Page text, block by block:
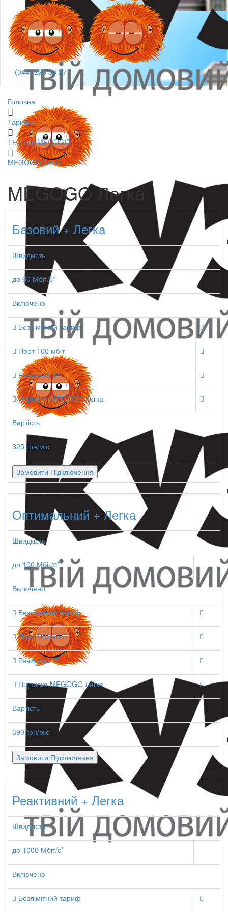
(044) 223 33 37
Головна
Тарифи
ТБ і кіно MEGOGO
MEGOGO Легка
MEGOGO Легка
Базовий + Легка
Швидкість
до 60 Мбіт/c*
Включено
Безлімітний тариф
Порт 100 мбіт
Реальний IP
Підписка MEGOGO Легка
Вартість
325 грн/міс
Замовити Підключення
Оптимальний + Легка
Швидкість
до 100 Мбіт/c*
Включено
Безлімітний тариф
Порт 100 мбіт
Реальний IP
Підписка MEGOGO Легка
Вартість
390 грн/міс
Замовити Підключення
Реактивний + Легка
Швидкість
до 1000 Мбіт/c*
Включено
Безлімітний тариф